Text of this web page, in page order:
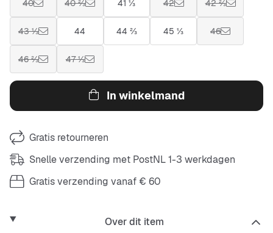
40 40 ⅔ 41 ⅓ 42 42 ⅔
43 ⅓ 44 44 ⅔ 45 ⅓ 46
46 ⅔ 47 ⅓
In winkelmand
Gratis retourneren
Snelle verzending met PostNL 1-3 werkdagen
Gratis verzending vanaf € 60
Over dit item